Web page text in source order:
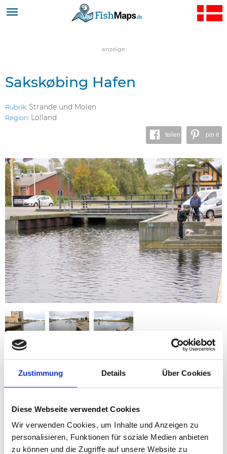
Zustimmung Details Über Cookies
Diese Webseite verwendet Cookies
Wir verwenden Cookies, um Inhalte und Anzeigen zu
personalisieren, Funktionen für soziale Medien anbieten
zu können und die Zugriffe auf unsere Website zu
Jump to navigation
anzeige
Sakskøbing Hafen
Rubrik: Strände und Molen
Region: Lolland
teilen pin it
Aal, Barsch, Flunder, Hering, Hornhecht, Kliesche,
Meistens lassen sie an der Posenmontage Würmer oder
Krabben (die im Supermarkt erhältlichen "Rejer") durch den
Hafen treiben. Und oft genug klappt dies auch! Das
Spannende am Hafen von Sakskøbing ist nämlich, dass man